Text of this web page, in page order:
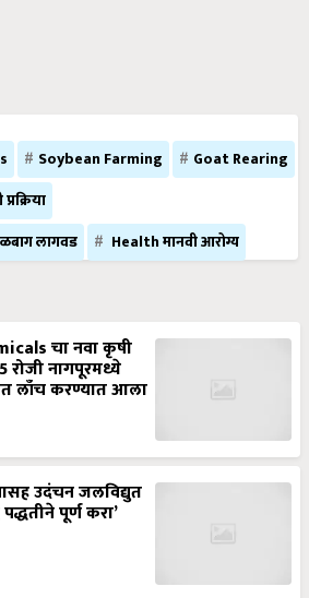
Soybean Farming
Goat Rearing
लागवड
Health मानवी आरोग्य
रोजी नागपूरमध्ये
लाँच करण्यात आला
पूर्ण करा’